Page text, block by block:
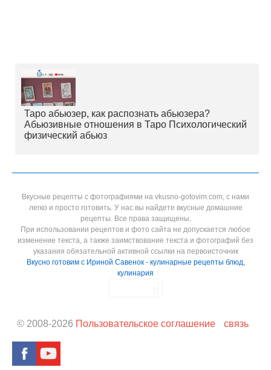
Таро абьюзер, как распознать абьюзера?
Абьюзивные отношения в Таро Психологический
физический абьюз
Вкусные рецепты с фотографиями на vkusno-gotovim.com, с нами
легко и просто готовить. У нас вы найдете вкусные домашние
рецепты. Все права защищены.
При использовании рецептов и фото сайта не допускается любое
изменение текста, а также заимствование текста и фотографий без
указания обязательной активной ссылки на первоисточник
Вкусно готовим с Ириной Савенок - кулинарные рецепты блюд,
кулинария
© 2008-2026 Пользовательское соглашение связь